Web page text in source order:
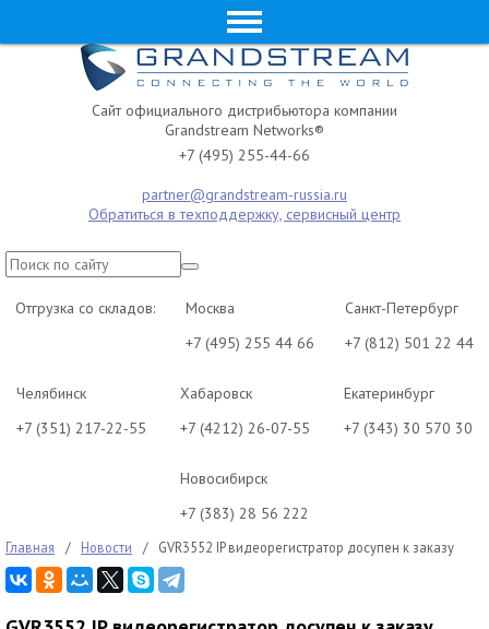
Сайт официального дистрибьютора компании
Grandstream Networks®
+7 (495) 255-44-66
partner@grandstream-russia.ru
Обратиться в техподдержку, сервисный центр
Отгрузка со складов:
Москва
+7 (495) 255 44 66
Санкт-Петербург
+7 (812) 501 22 44
Челябинск
+7 (351) 217-22-55
Хабаровск
+7 (4212) 26-07-55
Екатеринбург
+7 (343) 30 570 30
Новосибирск
+7 (383) 28 56 222
Главная / Новости / GVR3552 IP видеорегистратор досупен к заказу